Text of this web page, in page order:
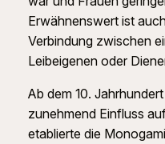
Erwähnenswert ist
Verbindung zwischen
Leibeigenen oder
Ab dem 10.
zunehmend Einfluss
etablierte die